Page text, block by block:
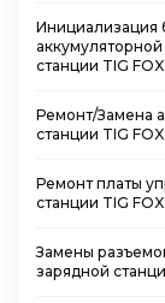
Инициализация
станции TIG FOX
Ремонт/Замена
станции TIG FOX
Ремонт платы
станции TIG FOX
Замены
зарядной